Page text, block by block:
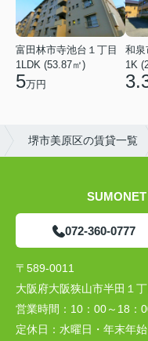
富田林市寺池台１丁目
1LDK (53.87㎡)
5万円
和泉
1K
堺市美原区の賃貸一覧
072-360-0777
〒589-0011
大阪府大阪狭山市半田１
営業時間： 10：00～18：
定休日： 水曜日・年末年